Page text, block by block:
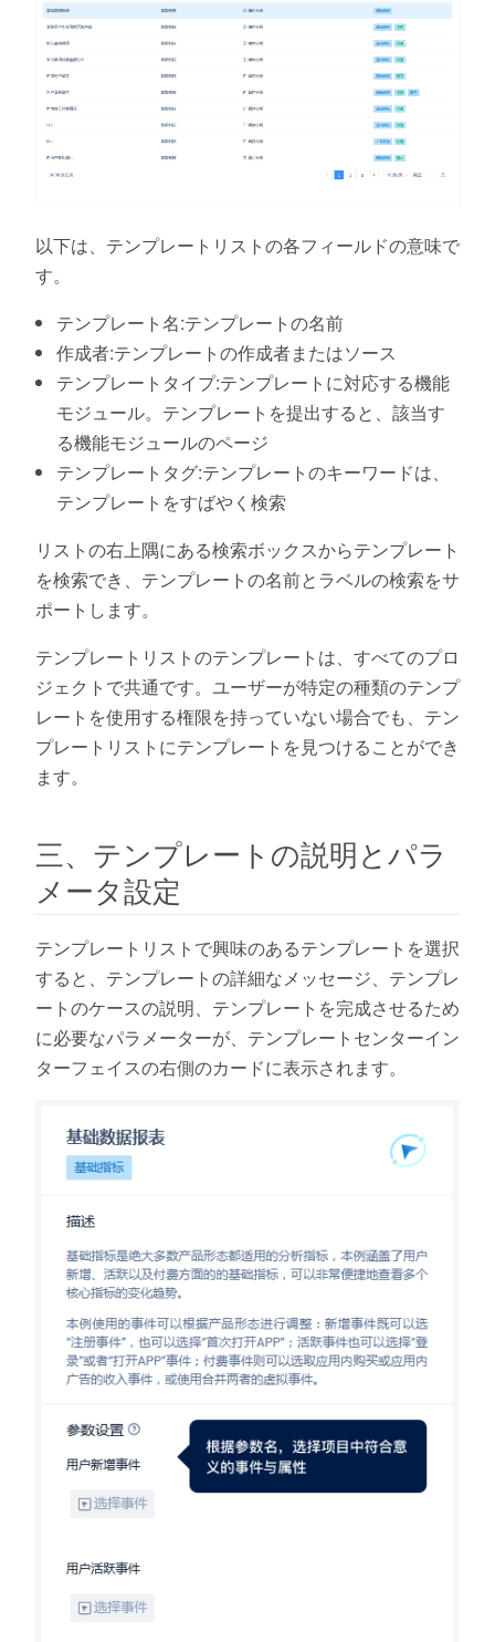
以下は、テンプレートリストの各フィールドの意味で
す。
テンプレート名:テンプレートの名前
作成者:テンプレートの作成者またはソース
テンプレートタイプ:テンプレートに対応する機能
モジュール。テンプレートを提出すると、該当す
る機能モジュールのページ
テンプレートタグ:テンプレートのキーワードは、
テンプレートをすばやく検索
リストの右上隅にある検索ボックスからテンプレート
を検索でき、テンプレートの名前とラベルの検索をサ
ポートします。
テンプレートリストのテンプレートは、すべてのプロ
ジェクトで共通です。ユーザーが特定の種類のテンプ
レートを使用する権限を持っていない場合でも、テン
プレートリストにテンプレートを見つけることができ
ます。
三、テンプレートの説明とパラ
メータ設定
テンプレートリストで興味のあるテンプレートを選択
すると、テンプレートの詳細なメッセージ、テンプレ
ートのケースの説明、テンプレートを完成させるため
に必要なパラメーターが、テンプレートセンターイン
ターフェイスの右側のカードに表示されます。